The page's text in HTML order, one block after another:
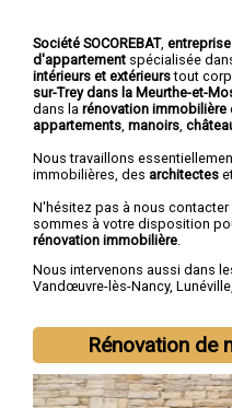
Société SOCOREBAT,
d'appartement spécialisée
intérieurs et extérieurstout
sur-Trey dans la Meurthe-et-
dans la rénovation immobilière
appartements manoirs
Nous travaillons
immobilières, des architectes
N'hésitez pas à nous
sommes à votre disposition
rénovation immobilière
Nous intervenons aussi dans
Vandœuvre-lès-Nancy, Lunéville,
Rénovation de